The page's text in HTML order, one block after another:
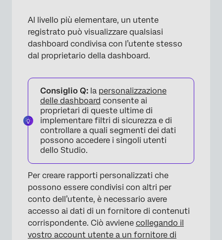
Al livello più elementare, un utente
registrato può visualizzare qualsiasi
dashboard condivisa con l’utente stesso
dal proprietario della dashboard.
Consiglio Q: la personalizzazione
delle dashboard consente ai
proprietari di queste ultime di
implementare filtri di sicurezza e di
controllare a quali segmenti dei dati
possono accedere i singoli utenti
dello Studio.
Per creare rapporti personalizzati che
possono essere condivisi con altri per
conto dell’utente, è necessario avere
accesso ai dati di un fornitore di contenuti
corrispondente. Ciò avviene collegando il
vostro account utente a un fornitore di